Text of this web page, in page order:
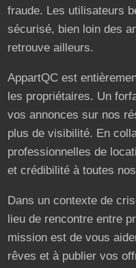
fraude. Les utilisateurs
sécurisé, bien loin des
retrouve ailleurs.
AppartQC est
les propriétaires. Un
vos annonces sur nos
plus de visibilité. En
professionnelles de
et crédibilité à toutes
Dans un contexte de
lieu de rencontre entre
mission est de vous
rêves et à publier vos